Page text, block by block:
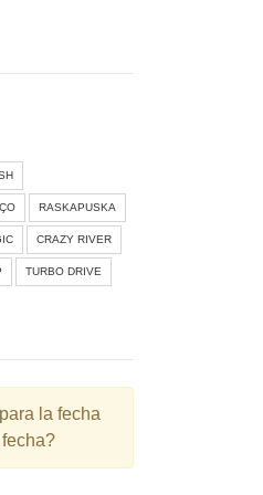
RASKAPUSKA
CRAZY RIVER
TURBO DRIVE
la fecha